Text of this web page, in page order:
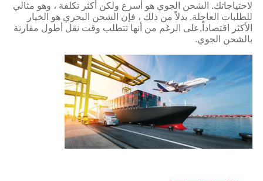
لاحتياجاتك. الشحن الجوي هو أسرع ولكن أكثر تكلفة ، وهو مثالي
للطلبات العاجلة. بدلاً من ذلك ، فإن الشحن البحري هو الخيار
الأكثر اقتصاداً,على الرغم من أنها تتطلب وقت نقل أطول مقارنة
بالشحن الجوي.